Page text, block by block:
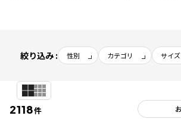
絞り込み : 性別 カテゴリ サイズ
2118件